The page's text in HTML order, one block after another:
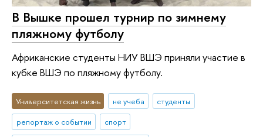
В Вышке прошел турнир по зимнему
пляжному футболу
Африканские студенты НИУ ВШЭ приняли участие в
кубке ВШЭ по пляжному футболу.
Университетская жизнь не учеба
студенты
репортаж о событии
спорт